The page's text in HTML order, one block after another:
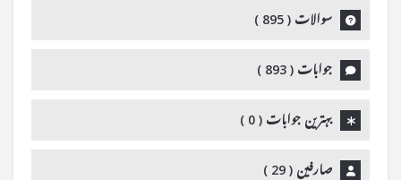
سوالات ( 895
)
جوابات ( 893
)
بہترین جوابات ( 0
)
صارفین ( 29
)